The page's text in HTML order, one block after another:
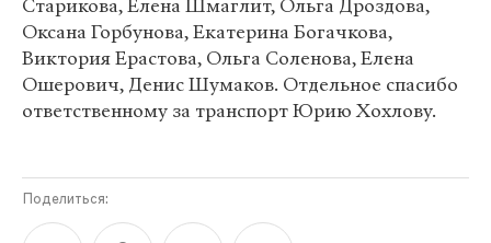
Старикова, Елена Шмаглит, Ольга Дроздова,
Оксана Горбунова, Екатерина Богачкова,
Виктория Ерастова, Ольга Соленова, Елена
Ошерович, Денис Шумаков. Отдельное спасибо
ответственному за транспорт Юрию Хохлову.
Поделиться: